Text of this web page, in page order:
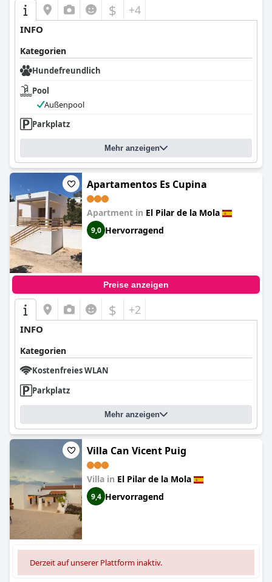
$ +4
INFO
Kategorien
Hundefreundlich
Pool
Außenpool
Parkplatz
Mehr anzeigen
Apartamentos Es Cupina
Apartment in El Pilar de la Mola
9,0 Hervorragend
Preise anzeigen
$ +2
INFO
Kategorien
Kostenfreies WLAN
Parkplatz
Mehr anzeigen
Villa Can Vicent Puig
Villa in El Pilar de la Mola
9,4 Hervorragend
Derzeit auf unserer Plattform inaktiv.